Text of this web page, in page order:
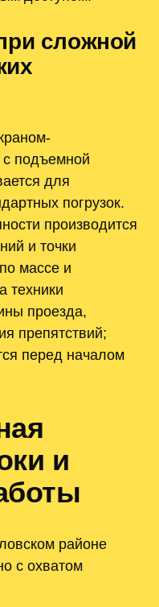
сложной
подъемной
для
погрузок.
производится
и точки
массе и
техники
проезда,
препятствий;
перед началом
и
районе
с охватом